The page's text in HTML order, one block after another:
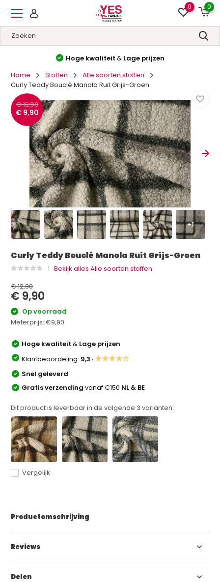
0 0
Hoge kwaliteit & Lage prijzen
Home
Stoffen
Alle soorten stoffen
Curly Teddy Bouclé Manola Ruit Grijs-Groen
€ 12,90
€ 9,90
+1
Curly Teddy Bouclé Manola Ruit Grijs-Groen
Bekijk alles Alle soorten stoffen
€ 12,90
€ 9,90
Op voorraad
Meterprijs:€9,90
Hoge kwaliteit& Lage prijzen
Klantbeoordeling: 9,3 ·★★★★☆
Snel geleverd
Gratis verzendingvanaf €150 NL & BE
Dit product is leverbaar in de volgende 3 varianten:
Vergelijk
Productomschrijving
Reviews
Delen